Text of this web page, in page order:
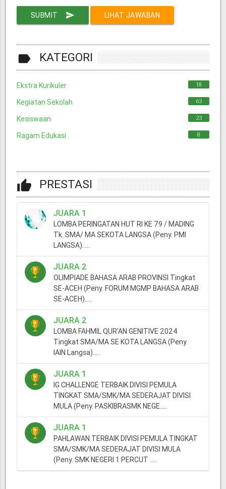
SUBMIT send LIHAT JAWABAN
label KATEGORI
Ekstra Kurikuler 18
Kegiatan Sekolah 63
Kesiswaan 23
Ragam Edukasi 8
thumb_up PRESTASI
JUARA 1
LOMBA PERINGATAN HUT RI KE 79 / MADING
Tk. SMA/ MA SEKOTA LANGSA (Peny. PMI
LANGSA).....
JUARA 2
OLIMPIADE BAHASA ARAB PROVINSI Tingkat
SE-ACEH (Peny. FORUM MGMP BAHASA ARAB
SE-ACEH).....
JUARA 2
LOMBA FAHMIL QUR'AN GENITIVE 2024
Tingkat SMA/MA SE KOTA LANGSA (Peny.
IAIN Langsa).....
JUARA 1
IG CHALLENGE TERBAIK DIVISI PEMULA
TINGKAT SMA/SMK/MA SEDERAJAT DIVISI
MULA (Peny. PASKIBRASMK NEGE.....
JUARA 1
PAHLAWAN TERBAIK DIVISI PEMULA TINGKAT
SMA/SMK/MA SEDERAJAT DIVISI MULA
(Peny. SMK NEGERI 1 PERCUT .....